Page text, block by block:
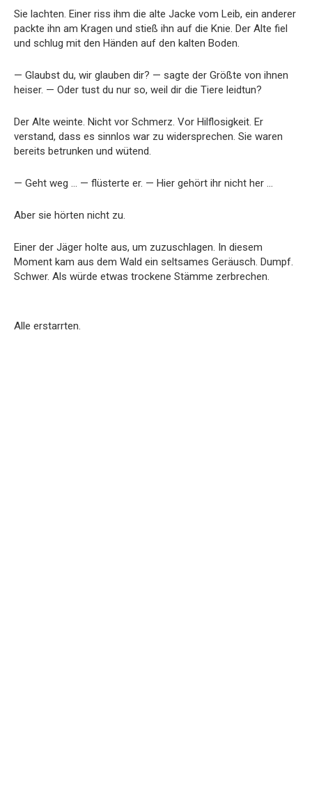
Sie lachten. Einer riss ihm die alte Jacke vom Leib, ein anderer
packte ihn am Kragen und stieß ihn auf die Knie. Der Alte fiel
und schlug mit den Händen auf den kalten Boden.
— Glaubst du, wir glauben dir? — sagte der Größte von ihnen
heiser. — Oder tust du nur so, weil dir die Tiere leidtun?
Der Alte weinte. Nicht vor Schmerz. Vor Hilflosigkeit. Er
verstand, dass es sinnlos war zu widersprechen. Sie waren
bereits betrunken und wütend.
— Geht weg … — flüsterte er. — Hier gehört ihr nicht her …
Aber sie hörten nicht zu.
Einer der Jäger holte aus, um zuzuschlagen. In diesem
Moment kam aus dem Wald ein seltsames Geräusch. Dumpf.
Schwer. Als würde etwas trockene Stämme zerbrechen.
Alle erstarrten.